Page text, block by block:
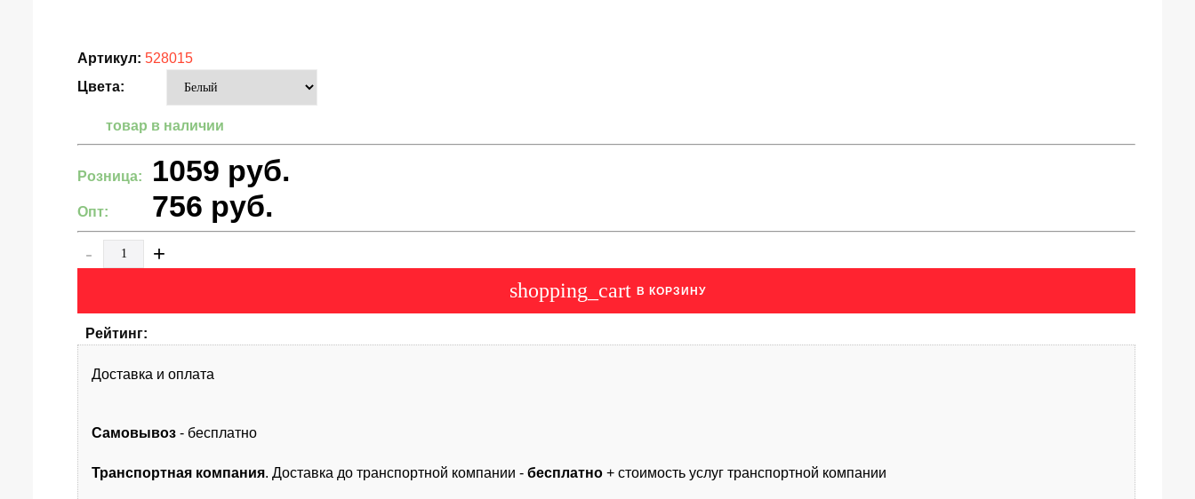
Артикул: 528015
Цвета:
товар в наличии
Розница: 1059 руб.
Опт: 756 руб.
- +
shopping_cart В КОРЗИНУ
Рейтинг:
Доставка и оплата
Самовывоз - бесплатно
Транспортная компания. Доставка до транспортной компании - бесплатно + стоимость услуг транспортной компании